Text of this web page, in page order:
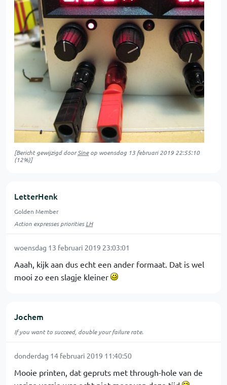
[Bericht gewijzigd doorSineop woensdag 13 februari 2019 22:55:10
(12%)]
LetterHenk
Golden Member
Action expresses prioritiesLH
woensdag 13 februari 2019 23:03:01
Aaah, kijk aan dus echt een ander formaat. Dat is wel
mooi zo een slagje kleiner
Jochem
If you want to succeed, double your failure rate.
donderdag 14 februari 2019 11:40:50
Mooie printen, dat gepruts met through-hole van de